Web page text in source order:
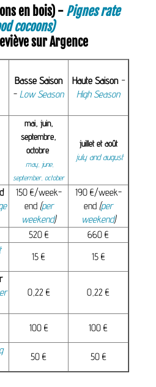
en bois) - Pignes rate
cocoons)
sur Argence
Basse Saison
- Low Season
Haute Saison -
High Season
mai, juin,
septembre,
octobre
may, june,
september, october
juillet et août
july and august
150 €/week-
end (per
weekend)
190 €/week-
end (per
weekend)
520 €
660 €
15 €
15 €
0,22 € 0,22 €
100 €
100 €
50 € 50 €